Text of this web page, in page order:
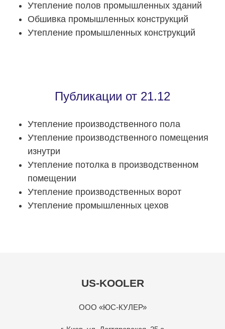
Утепление полов промышленных зданий
Обшивка промышленных конструкций
Утепление промышленных конструкций
Публикации от 21.12
Утепление производственного пола
Утепление производственного помещения
изнутри
Утепление потолка в производственном
помещении
Утепление производственных ворот
Утепление промышленных цехов
US-KOOLER
ООО «ЮС-КУЛЕР»